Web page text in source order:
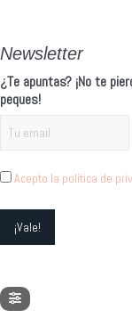
Newsletter
¿Te apuntas? ¡No te
peques!
Acepto la política de